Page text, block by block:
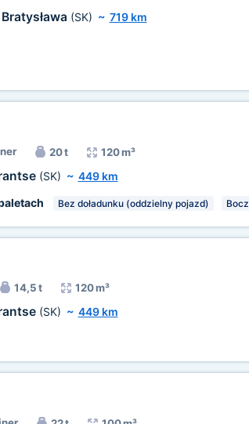
Bratysława (SK) ~ 719 km
20 t 120 m³
(SK) ~ 449 km
Bez doładunku (oddzielny pojazd)
14,5 t 120 m³
(SK) ~ 449 km